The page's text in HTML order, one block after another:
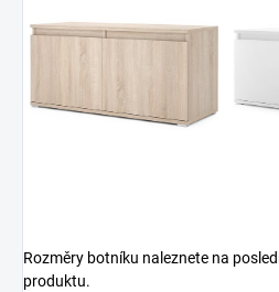
Rozměry botníku naleznete na
produktu.